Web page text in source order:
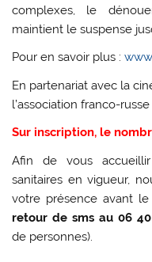
complexes, le
maintient le suspense
Pour en savoir plus :
En partenariat avec la
l’association franco-
Sur inscription, le
Afin de vous
sanitaires en vigueur,
votre présence avant le
retour de sms au 06 40
de personnes).